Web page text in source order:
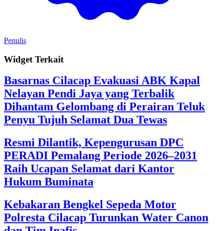
Penulis
Widget Terkait
Basarnas Cilacap Evakuasi ABK Kapal
Nelayan Pendi Jaya yang Terbalik
Dihantam Gelombang di Perairan Teluk
Penyu Tujuh Selamat Dua Tewas
Resmi Dilantik, Kepengurusan DPC
PERADI Pemalang Periode 2026–2031
Raih Ucapan Selamat dari Kantor
Hukum Buminata
Kebakaran Bengkel Sepeda Motor
Polresta Cilacap Turunkan Water Canon